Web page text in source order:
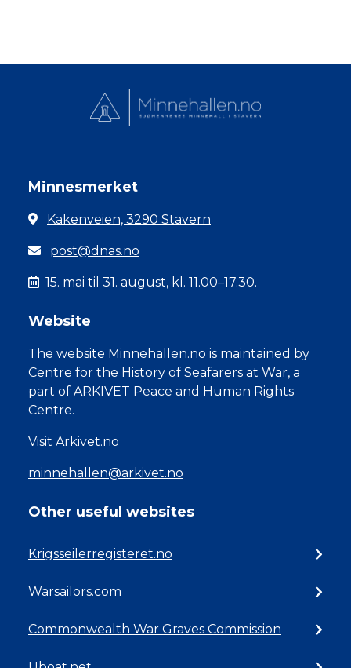
Minnesmerket
Kakenveien, 3290 Stavern
post@dnas.no
15. mai til 31. august, kl. 11.00–17.30.
Website
The website Minnehallen.no is maintained by
Centre for the History of Seafarers at War, a
part of ARKIVET Peace and Human Rights
Centre.
Visit Arkivet.no
minnehallen@arkivet.no
Other useful websites
Krigsseilerregisteret.no
Warsailors.com
Commonwealth War Graves Commission